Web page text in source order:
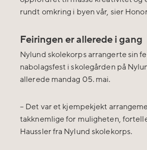
rundt omkring i byen vår, sier
Feiringen er allerede i gang
Nylund skolekorps arrangerte sin
nabolagsfest i skolegården på
allerede mandag 05. mai.
– Det var et kjempekjekt
takknemlige for muligheten,
Haussler fra Nylund skolekorps.